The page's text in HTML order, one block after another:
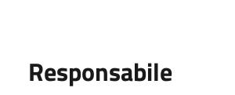
Responsabile